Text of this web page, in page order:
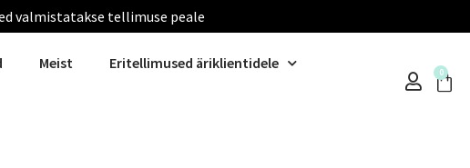
valmistatakse tellimuse peale
Meist Eritellimused äriklientidele 0